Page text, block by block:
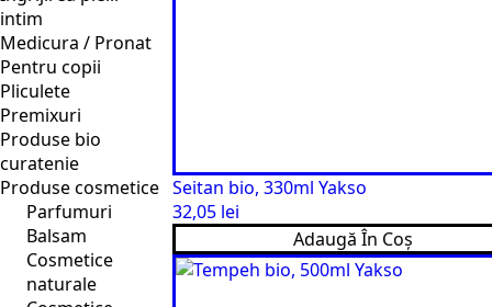
intim
Medicura / Pronat
Pentru copii
Pliculete
Premixuri
Produse bio
curatenie
Produse cosmetice
Parfumuri
Balsam
Cosmetice
naturale
Seitan bio, 330ml Yakso
32,05 lei
Adaugă În Coș